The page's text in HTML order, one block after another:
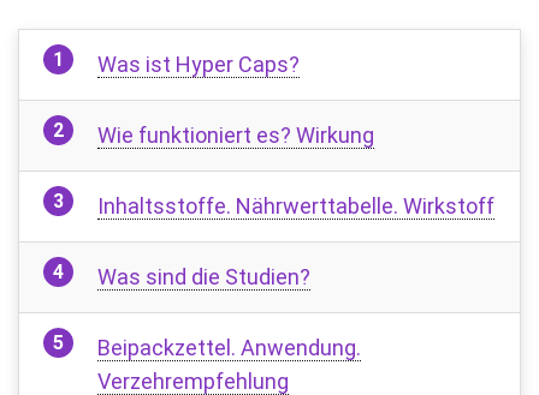
Was ist Hyper Caps?
Wie funktioniert es? Wirkung
Inhaltsstoffe. Nährwerttabelle. Wirkstoff
Was sind die Studien?
Beipackzettel. Anwendung.
Verzehrempfehlung